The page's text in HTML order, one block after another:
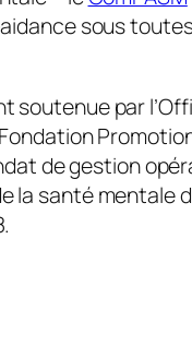
sous
soutenue par
de gestion
la santé mentale